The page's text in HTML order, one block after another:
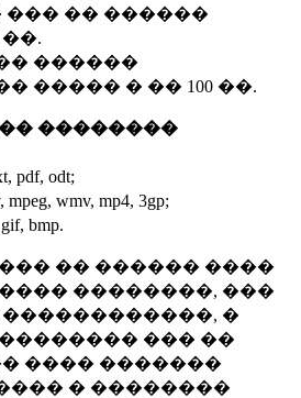
��� �� ������
��.
������
����� � �� 100 ��.
��������
pdf, odt;
mpeg, wmv, mp4, 3gp;
bmp.
�� ������ ����
��������, ���
�
��� ��
���� �������
� ��������